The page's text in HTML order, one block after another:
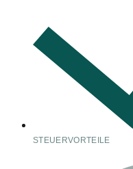
STEUERVORTEILE